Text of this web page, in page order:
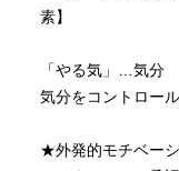
素】
「やる気」…気分
気分をコントロー
★外発的モチベー